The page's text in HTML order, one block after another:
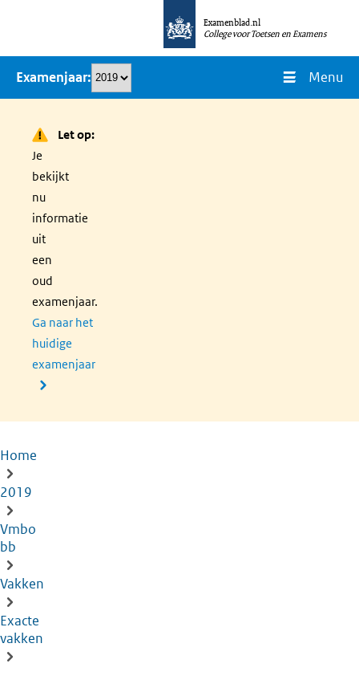
naar
inhoud
Examenblad.nl
College voor Toetsen en Examens
Examenjaar Menu
Let op:
Je
bekijkt
nu
informatie
uit
een
oud
examenjaar.
Ga naar het
huidige
examenjaar
Kruimelpad
Home
2019
Vmbo
bb
Vakken
Exacte
vakken